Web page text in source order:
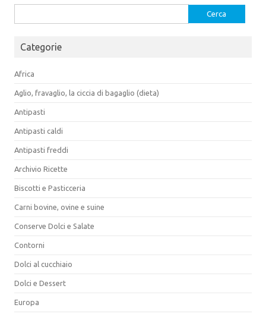
per:
Categorie
Africa
Aglio, fravaglio, la ciccia di bagaglio (dieta)
Antipasti
Antipasti caldi
Antipasti freddi
Archivio Ricette
Biscotti e Pasticceria
Carni bovine, ovine e suine
Conserve Dolci e Salate
Contorni
Dolci al cucchiaio
Dolci e Dessert
Europa